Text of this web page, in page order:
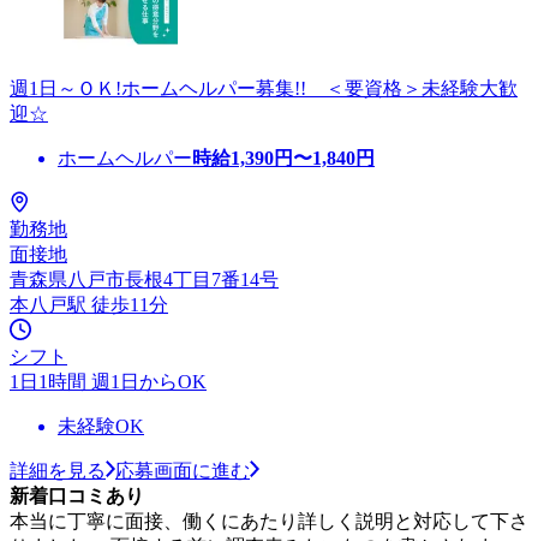
週1日～ＯＫ!ホームヘルパー募集!! ＜要資格＞未経験大歓
迎☆
ホームヘルパー時給1,390円〜1,840円
勤務地
面接地
青森県八戸市長根4丁目7番14号
本八戸駅 徒歩11分
シフト
1日1時間 週1日からOK
未経験OK
詳細を見る
応募画面に進む
新着口コミあり
本当に丁寧に面接、働くにあたり詳しく説明と対応して下さ